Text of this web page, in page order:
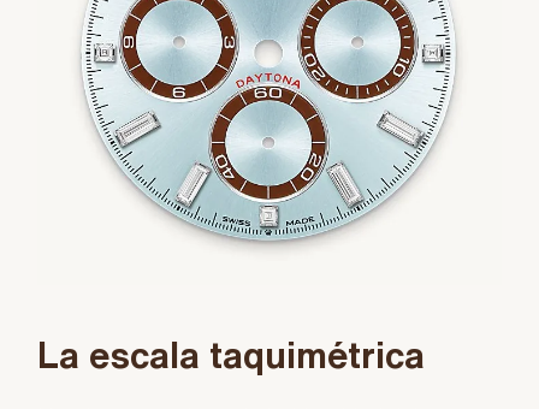
La escala taquimétrica